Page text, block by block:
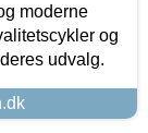
moderne
og
udvalg.